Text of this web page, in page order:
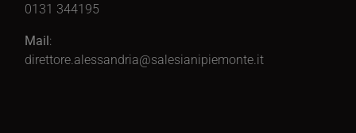
0131 344195
Mail:
direttore.alessandria@salesianipiemonte.it